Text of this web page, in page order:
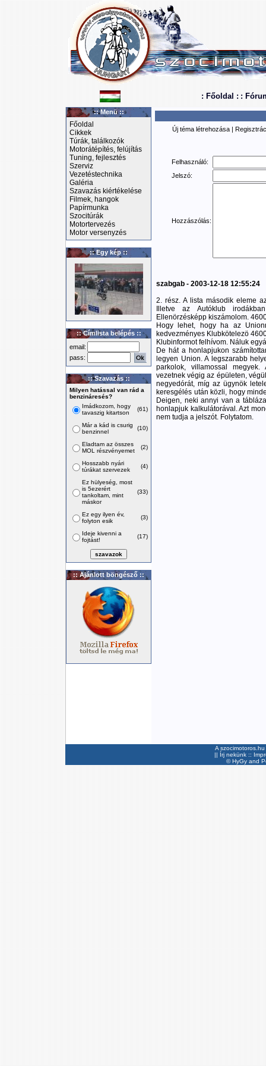
: Főoldal : :
:: Menü ::
Főoldal
Cikkek
Túrák, találkozók
Motorátépítés, felújítás
Tuning, fejlesztés
Szerviz
Vezetéstechnika
Galéria
Szavazás kiértékelése
Filmek, hangok
Papírmunka
Szocitúrák
Motortervezés
Motor versenyzés
:: Egy kép ::
:: Címlista belépés ::
email:
pass:
:: Szavazás ::
Milyen hatással van rád a
benzináresés?
Imádkozom, hogy
tavaszig kitartson
(61)
Már a kád is csurig
benzinnel
(10)
Eladtam az összes
MOL részvényemet
(2)
Hosszabb nyári
túrákat szervezek
(4)
Ez hülyeség, most
is 5ezerért
tankoltam, mint
máskor
(33)
Ez egy ilyen év,
folyton esik
(3)
Ideje kivenni a
fojtást!
(17)
:: Ajánlott böngésző ::
Új téma létrehozása |
Felhasználó:
Jelszó:
Hozzászólás:
szabgab - 2003-12-18 12:55:24
2. rész. A lista második eleme
Illetve az Autóklub
Ellenörzésképp kiszámolom.
Hogy lehet, hogy ha az
kedvezményes Klubkötelezö
Klubinformot felhívom. Náluk
De hát a honlapjukon
legyen Union. A legszarabb
parkolok, villamossal
vezetnek végig az épületen,
negyedórát, míg az ügynök
keresgélés után közli, hogy
Deigen, neki annyi van a
honlapjuk kalkulátorával. Azt
nem tudja a jelszót. Folytatom.
A
|| Írj nekünk ::
©HyGyand